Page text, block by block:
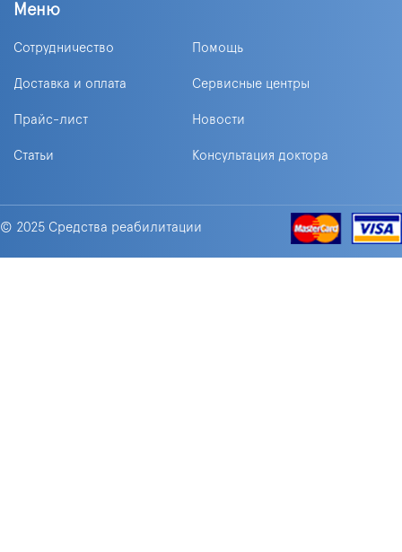
Меню
Сотрудничество Помощь
Доставка и оплата Сервисные центры
Прайс-лист Новости
Статьи Консультация доктора
© 2025 Средства реабилитации